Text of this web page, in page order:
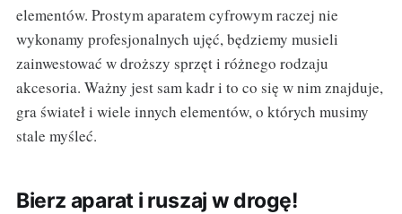
elementów. Prostym aparatem cyfrowym raczej nie
wykonamy profesjonalnych ujęć, będziemy musieli
zainwestować w droższy sprzęt i różnego rodzaju
akcesoria. Ważny jest sam kadr i to co się w nim znajduje,
gra świateł i wiele innych elementów, o których musimy
stale myśleć.
Bierz aparat i ruszaj w drogę!